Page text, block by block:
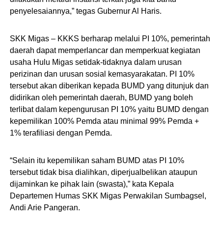
penyelesaiannya,” tegas Gubernur Al Haris.
SKK Migas – KKKS berharap melalui PI 10%, pemerintah
daerah dapat memperlancar dan memperkuat kegiatan
usaha Hulu Migas setidak-tidaknya dalam urusan
perizinan dan urusan sosial kemasyarakatan. PI 10%
tersebut akan diberikan kepada BUMD yang ditunjuk dan
didirikan oleh pemerintah daerah, BUMD yang boleh
terlibat dalam kepengurusan PI 10% yaitu BUMD dengan
kepemilikan 100% Pemda atau minimal 99% Pemda +
1% terafiliasi dengan Pemda.
“Selain itu kepemilikan saham BUMD atas PI 10%
tersebut tidak bisa dialihkan, diperjualbelikan ataupun
dijaminkan ke pihak lain (swasta),” kata Kepala
Departemen Humas SKK Migas Perwakilan Sumbagsel,
Andi Arie Pangeran.